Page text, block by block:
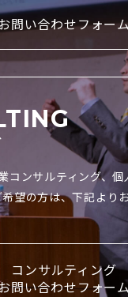
問い合わせフォー
コンサルティング、個
望の方は、下記より
コンサルティング
問い合わせフォー